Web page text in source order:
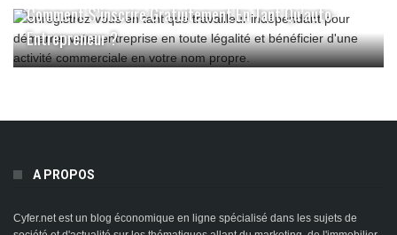
Comment S’inscrire Gratuitement En Tant Qu’auto-
Entrepreneur ?
A PROPOS
Cyfer.net est un blog économique en ligne spécialisé dans les sujets de